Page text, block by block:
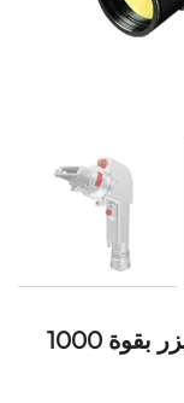
جهاز تنظيف يدوي لإزالة الصدأ بالليزر بقوة 1000